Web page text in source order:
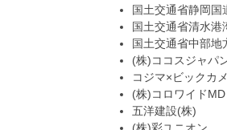
国土交通省静岡国
国土交通省清水港
国土交通省中部地
(株)ココスジャパ
コジマ×ビックカ
(株)コロワイドMD
五洋建設(株)